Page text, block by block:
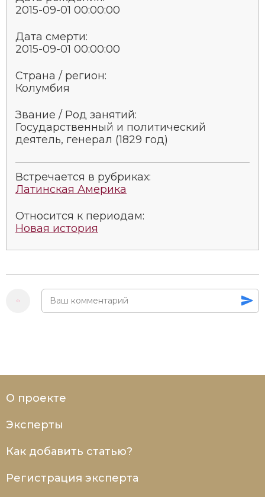
2015-09-01 00:00:00
Дата смерти:
2015-09-01 00:00:00
Страна / регион:
Колумбия
Звание / Род занятий:
Государственный и политический
деятель, генерал (1829 год)
Встречается в рубриках:
Латинская Америка
Относится к периодам:
Новая история
О проекте
Эксперты
Как добавить статью?
Регистрация эксперта